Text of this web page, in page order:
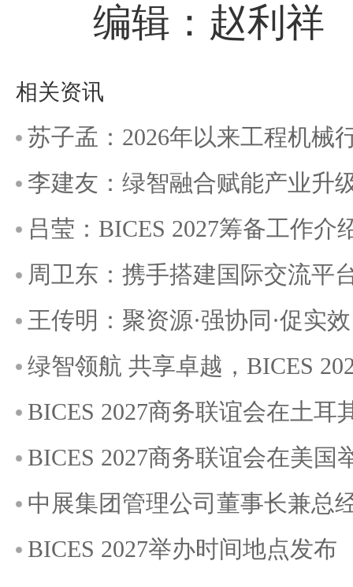
编辑：赵利祥
相关资讯
苏子孟：2026年以来工程机械
李建友：绿智融合赋能产业升
吕莹：BICES 2027筹备工作介
周卫东：携手搭建国际交流平
王传明：聚资源·强协同·促实
绿智领航 共享卓越，BICES
BICES 2027商务联谊会在土耳
BICES 2027商务联谊会在美国
中展集团管理公司董事长兼总
BICES 2027举办时间地点发布